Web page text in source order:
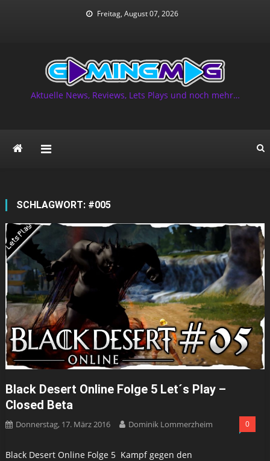
Freitag, August 07, 2026
Aktuelle News, Reviews, Lets Plays und noch mehr…
SCHLAGWORT: #005
Black Desert Online Folge 5 Let´s Play –
Closed Beta
Donnerstag, 17. März 2016 Dominik Lommerzheim 0
Black Desert Online Folge 5 Kampf gegen den